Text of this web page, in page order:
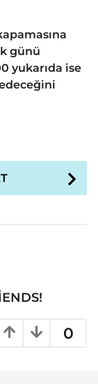
günü
yukarıda ise
0